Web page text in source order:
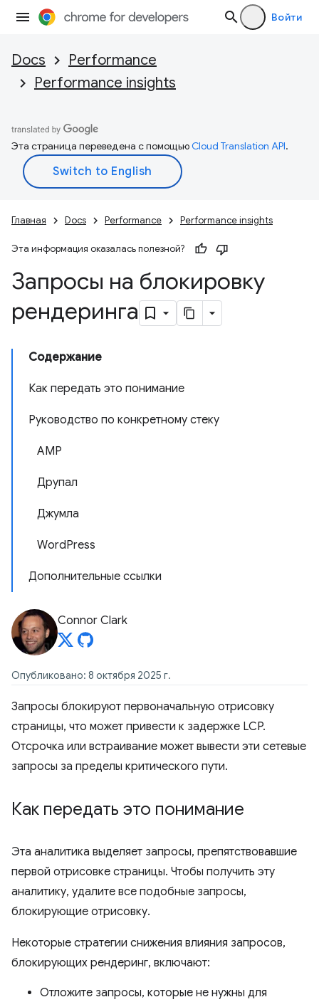
Войти
Docs
Performance
Performance insights
Эта страница переведена с помощьюCloud Translation API.
Главная Docs Performance Performance insights
Эта информация оказалась полезной?
Запросы на блокировку
рендеринга
Содержание
Как передать это понимание
Руководство по конкретному стеку
AMP
Друпал
Джумла
WordPress
Дополнительные ссылки
Connor Clark
Опубликовано: 8 октября 2025 г.
Запросы блокируют первоначальную отрисовку
страницы, что может привести к задержке LCP.
Отсрочка или встраивание может вывести эти сетевые
запросы за пределы критического пути.
Как передать это понимание
Эта аналитика выделяет запросы, препятствовавшие
первой отрисовке страницы. Чтобы получить эту
аналитику, удалите все подобные запросы,
блокирующие отрисовку.
Некоторые стратегии снижения влияния запросов,
блокирующих рендеринг, включают:
Отложите запросы, которые не нужны для